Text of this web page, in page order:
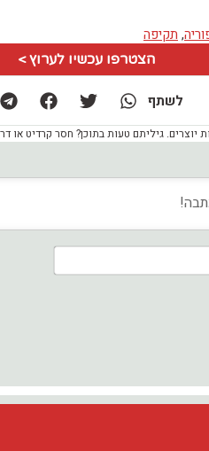
,תקיפה
הצטרפו עכשיו לערוץ >
לשתף
גיליתם טעות בתוכן? חסר קרדיט או